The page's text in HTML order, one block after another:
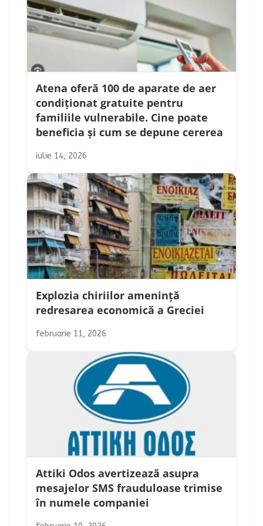
Atena oferă 100 de aparate de aer
condiționat gratuite pentru
familiile vulnerabile. Cine poate
beneficia și cum se depune cererea
iulie 14, 2026
Explozia chiriilor amenință
redresarea economică a Greciei
februarie 11, 2026
Attiki Odos avertizează asupra
mesajelor SMS frauduloase trimise
în numele companiei